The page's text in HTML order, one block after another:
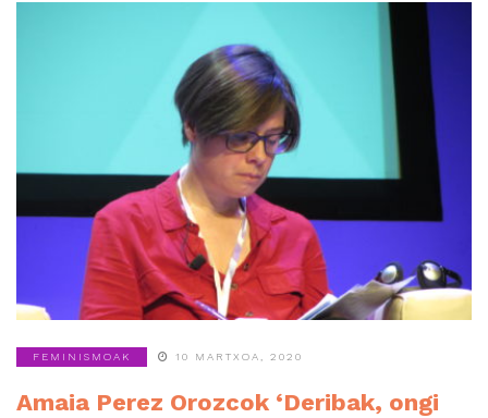
FEMINISMOAK 10 MARTXOA, 2020
Amaia Perez Orozcok ‘Deribak, ongi